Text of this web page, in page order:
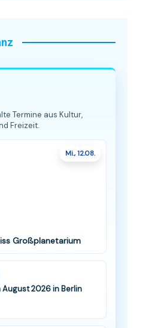
Termine aus Kultur,
Freizeit.
Mi., 12.08.
Großplanetarium
August 2026 in Berlin